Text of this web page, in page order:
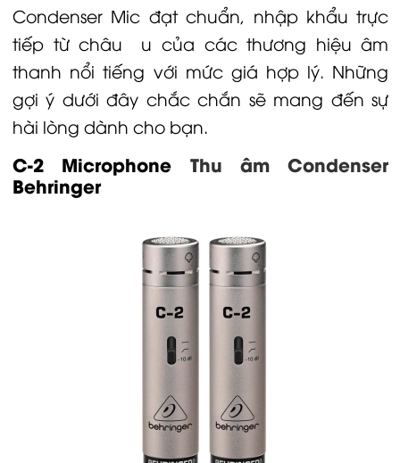
Condenser Mic đạt chuẩn, nhập khẩu trực
tiếp từ châu u của các thương hiệu âm
thanh nổi tiếng với mức giá hợp lý. Những
gợi ý dưới đây chắc chắn sẽ mang đến sự
hài lòng dành cho bạn.
C-2 Microphone Thu âm Condenser
Behringer